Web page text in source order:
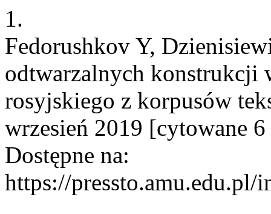
1.
Fedorushkov Y,
odtwarzalnych konstrukcji
rosyjskiego z korpusów
wrzesień 2019 [cytowane
Dostępne na:
https://